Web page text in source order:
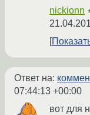
nickionn
Ответ на:
07:44:13 +00:00
вот для